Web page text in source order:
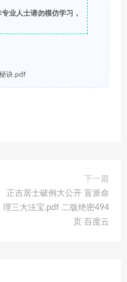
业人士请勿模仿学习，
诀.pdf
下一篇
正吉居士破例大公开 盲派命
理三大法宝.pdf 二版绝密494
页 百度云